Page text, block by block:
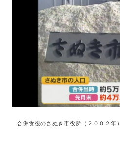
合併食後のさぬき市役所（２００２年）